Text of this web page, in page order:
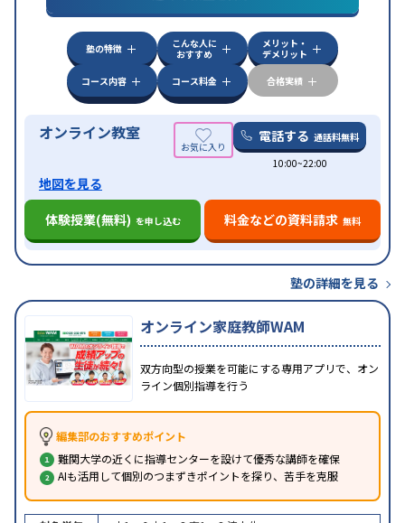
英語・英会話特化
特徴
中高一貫校生に対応授業の振替可能 不登校生に対
オンライン対応 1科目から受講可能季節講習の
みの受講可
自習室あり
塾の特徴
こんな人に
おすすめ
メリット・
デメリット
コース内容
コース料金 合格実績
オンライン教室 電話する 通話料無料
10:00~22:00
地図を見る
体験授業(無料) を申し込む 料金などの資料請求 無料
塾の詳細を見る
オンライン家庭教師WAM
双方向型の授業を可能にする専用アプリで、オン
ライン個別指導を行う
編集部のおすすめポイント
難関大学の近くに指導センターを設けて優秀な講師を確保
AIも活用して個別のつまずきポイントを探り、苦手を克服